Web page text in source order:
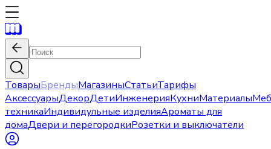
ТоварыБрендыМагазиныСтатьиТарифы
АксессуарыДекорДетиИнженерияКухниМатериалы
техникаИндивидульные изделияАроматы для
домаДвери и перегородкиРозетки и выключатели